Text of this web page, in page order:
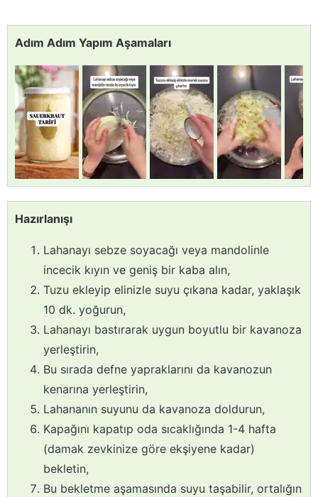
Adım Adım Yapım Aşamaları
Hazırlanışı
Lahanayı sebze soyacağı veya mandolinle
incecik kıyın ve geniş bir kaba alın,
Tuzu ekleyip elinizle suyu çıkana kadar, yaklaşık
10 dk. yoğurun,
Lahanayı bastırarak uygun boyutlu bir kavanoza
yerleştirin,
Bu sırada defne yapraklarını da kavanozun
kenarına yerleştirin,
Lahananın suyunu da kavanoza doldurun,
Kapağını kapatıp oda sıcaklığında 1-4 hafta
(damak zevkinize göre ekşiyene kadar)
bekletin,
Bu bekletme aşamasında suyu taşabilir, ortalığın